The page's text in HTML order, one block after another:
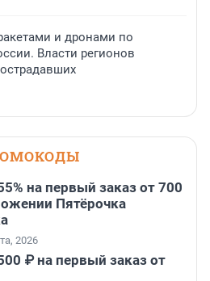
и дронами по
Власти регионов
на первый заказ от 700
Пятёрочка
2026
₽ на первый заказ от